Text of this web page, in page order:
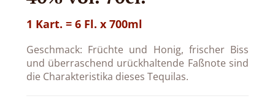
1 Kart. = 6 Fl. x 700ml
Geschmack: Früchte und Honig, frischer Biss
und überraschend urückhaltende Faßnote sind
die Charakteristika dieses Tequilas.